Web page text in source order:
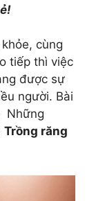
cùng
tiếp thì việc
được sự
người. Bài
Những
Trồng răng